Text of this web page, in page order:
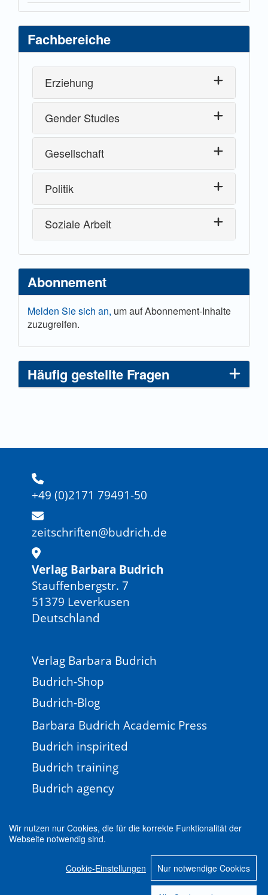
Wir nutzen nur Cookies, die für die korrekte Funktionalität der
Webseite notwendig sind.
Cookie-Einstellungen Nur notwendige Cookies
Fachbereiche
Erziehung
Gender Studies
Gesellschaft
Politik
Soziale Arbeit
Abonnement
Melden Sie sich an, um auf Abonnement-Inhalte
zuzugreifen.
Häufig gestellte Fragen
+49 (0)2171 79491-50
zeitschriften@budrich.de
Verlag Barbara Budrich
Stauffenbergstr. 7
51379 Leverkusen
Deutschland
Verlag Barbara Budrich
Budrich-Shop
Budrich-Blog
Barbara Budrich Academic Press
Budrich inspirited
Budrich training
Budrich agency
Datenschutz
Cookie-Einstellungen
© 2026 Verlag Barbara Budrich